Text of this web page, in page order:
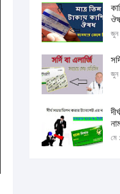
জুন
জুন
মে